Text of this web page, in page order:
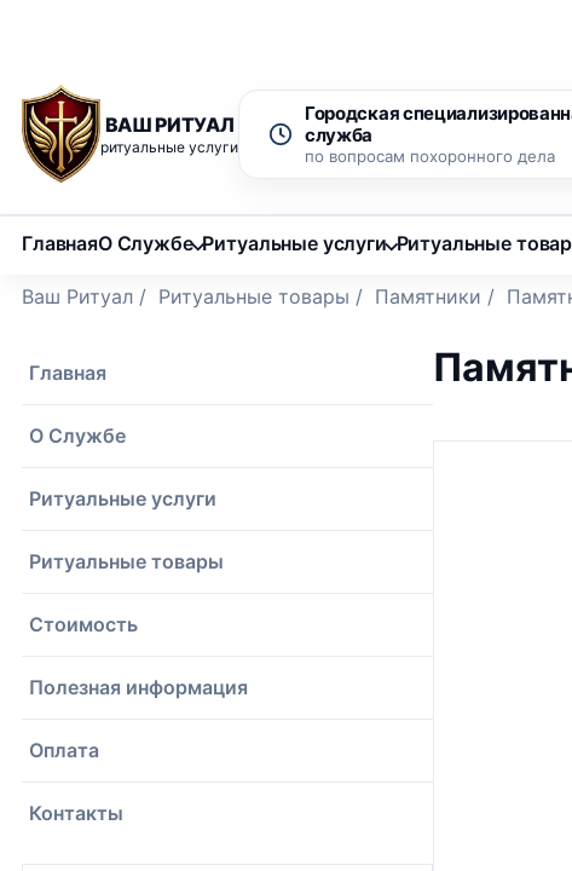
ВАШ РИТУАЛ
ритуальные услуги
Городская
служба
по вопросам похоронного дела
ГлавнаяО Службе Ритуальные услуги Ритуальные
Ваш Ритуал / Ритуальные товары / Памятники /
Главная
О Службе
Ритуальные услуги
Ритуальные товары
Стоимость
Полезная информация
Оплата
Контакты